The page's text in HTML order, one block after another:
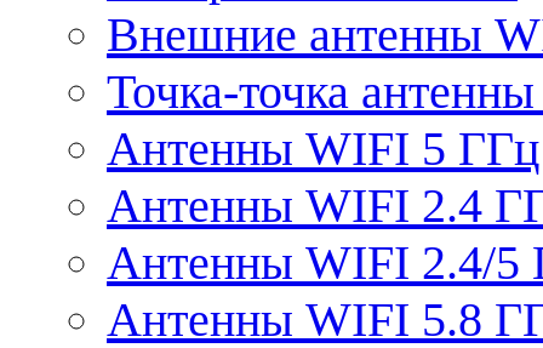
Внешние антенны
Точка-точка
Антенны WIFI 5 ГГц
Антенны WIFI 2.4
Антенны WIFI 2.4/5
Антенны WIFI 5.8